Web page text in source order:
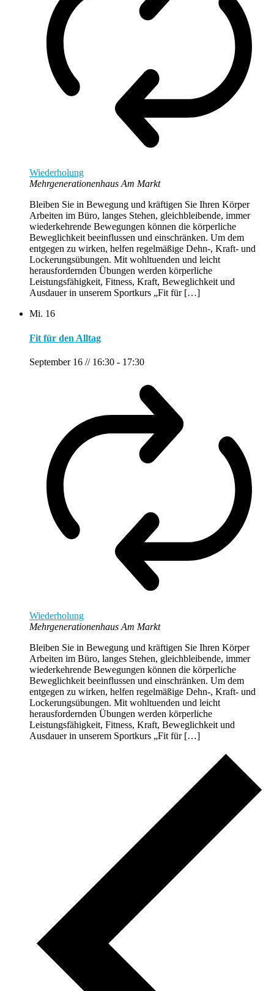
Wiederholung
Mehrgenerationenhaus Am Markt
Bleiben Sie in Bewegung und kräftigen Sie Ihren Körper
Arbeiten im Büro, langes Stehen, gleichbleibende, immer
wiederkehrende Bewegungen können die körperliche
Beweglichkeit beeinflussen und einschränken. Um dem
entgegen zu wirken, helfen regelmäßige Dehn-, Kraft- und
Lockerungsübungen. Mit wohltuenden und leicht
herausfordernden Übungen werden körperliche
Leistungsfähigkeit, Fitness, Kraft, Beweglichkeit und
Ausdauer in unserem Sportkurs „Fit für […]
Mi. 16
Fit für den Alltag
September 16 // 16:30 - 17:30
Wiederholung
Mehrgenerationenhaus Am Markt
Bleiben Sie in Bewegung und kräftigen Sie Ihren Körper
Arbeiten im Büro, langes Stehen, gleichbleibende, immer
wiederkehrende Bewegungen können die körperliche
Beweglichkeit beeinflussen und einschränken. Um dem
entgegen zu wirken, helfen regelmäßige Dehn-, Kraft- und
Lockerungsübungen. Mit wohltuenden und leicht
herausfordernden Übungen werden körperliche
Leistungsfähigkeit, Fitness, Kraft, Beweglichkeit und
Ausdauer in unserem Sportkurs „Fit für […]